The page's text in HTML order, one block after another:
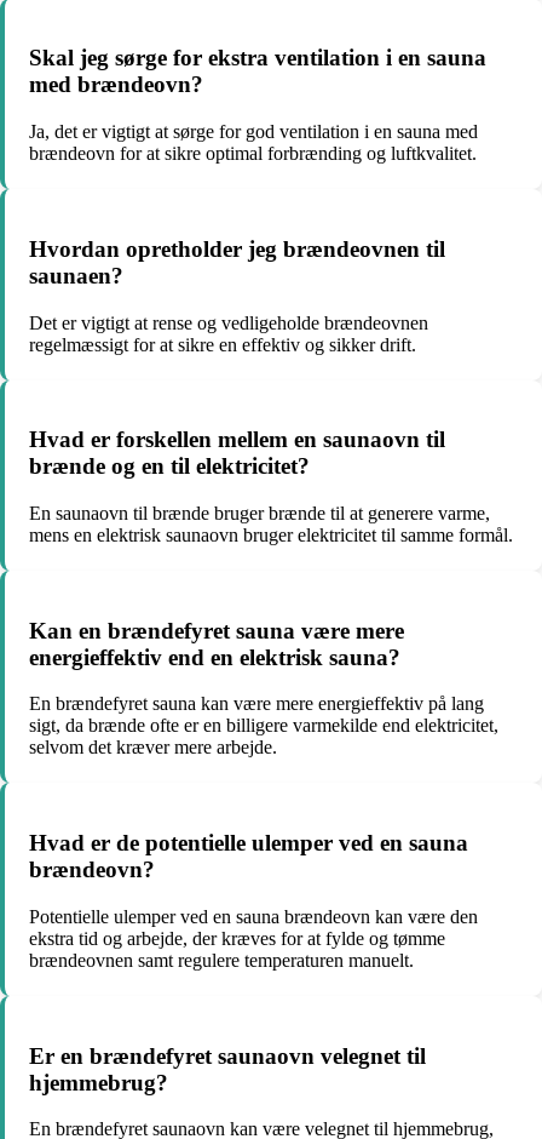
Skal jeg sørge for ekstra ventilation i en sauna
med brændeovn?
Ja, det er vigtigt at sørge for god ventilation i en sauna med
brændeovn for at sikre optimal forbrænding og luftkvalitet.
Hvordan opretholder jeg brændeovnen til
saunaen?
Det er vigtigt at rense og vedligeholde brændeovnen
regelmæssigt for at sikre en effektiv og sikker drift.
Hvad er forskellen mellem en saunaovn til
brænde og en til elektricitet?
En saunaovn til brænde bruger brænde til at generere varme,
mens en elektrisk saunaovn bruger elektricitet til samme formål.
Kan en brændefyret sauna være mere
energieffektiv end en elektrisk sauna?
En brændefyret sauna kan være mere energieffektiv på lang
sigt, da brænde ofte er en billigere varmekilde end elektricitet,
selvom det kræver mere arbejde.
Hvad er de potentielle ulemper ved en sauna
brændeovn?
Potentielle ulemper ved en sauna brændeovn kan være den
ekstra tid og arbejde, der kræves for at fylde og tømme
brændeovnen samt regulere temperaturen manuelt.
Er en brændefyret saunaovn velegnet til
hjemmebrug?
En brændefyret saunaovn kan være velegnet til hjemmebrug,